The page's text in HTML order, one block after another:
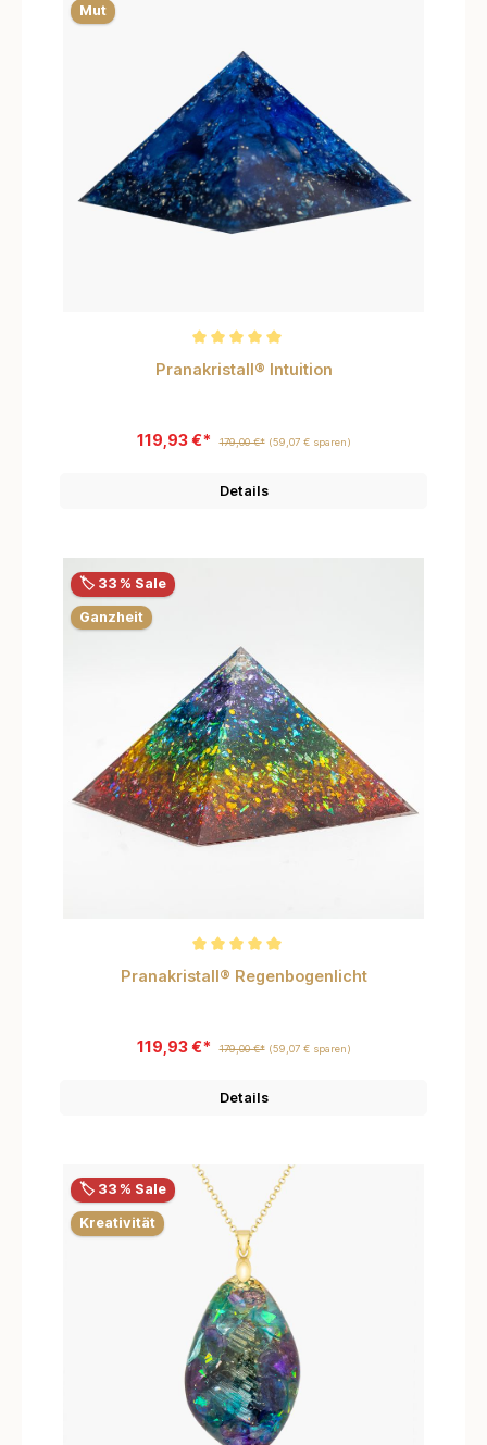
Mut
Durchschnittliche Bewertung von 5 von 5 Sternen
Pranakristall® Intuition
119,93 €* 179,00 €* (59,07 € sparen)
Details
🏷️ 33 % Sale
Ganzheit
Durchschnittliche Bewertung von 5 von 5 Sternen
Pranakristall® Regenbogenlicht
119,93 €* 179,00 €* (59,07 € sparen)
Details
🏷️ 33 % Sale
Kreativität